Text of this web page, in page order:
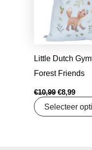
Little Dutch
Forest Friends
€10,99 €8,99
Selecteer